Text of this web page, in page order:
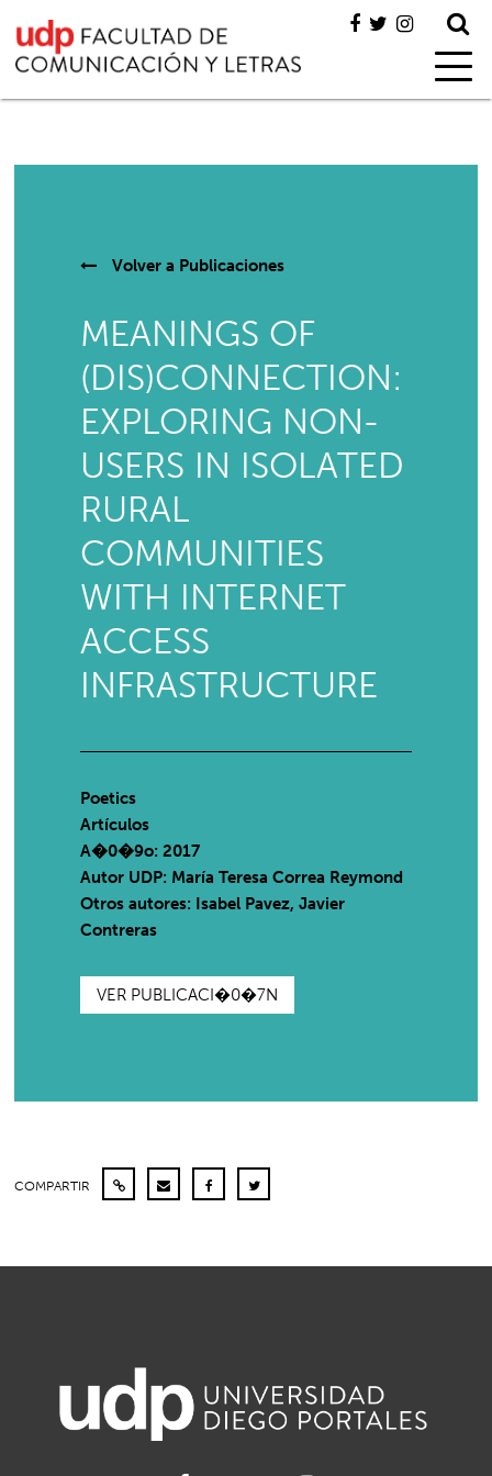
Volver a Publicaciones
MEANINGS OF
(DIS)CONNECTION:
EXPLORING NON-
USERS IN ISOLATED
RURAL
COMMUNITIES
WITH INTERNET
ACCESS
INFRASTRUCTURE
Poetics
Artículos
A�0�9o: 2017
Autor UDP: María Teresa Correa Reymond
Otros autores: Isabel Pavez, Javier
Contreras
VER PUBLICACI�0�7N
COMPARTIR